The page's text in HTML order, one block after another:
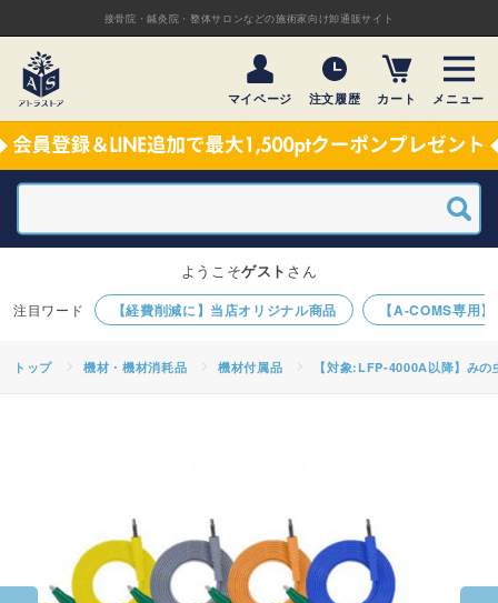
接骨院・鍼灸院・整体サロンなどの施術家向け卸通販サイト
マイページ 注文履歴 カート メニュー
【経費削減に】当店オリジナル商品 【A-COMS専用
ようこそゲスト さん
トップ 機材・機材消耗品 機材付属品 【対象:LFP-4000A以降】み